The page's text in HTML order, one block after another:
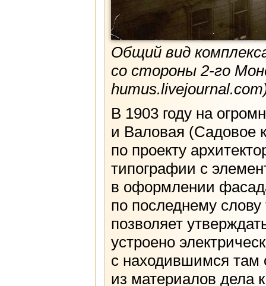
Общий вид
со стороны 2-го
В 1903 году на
и Валовая (Садовое
по проекту
типографии с
в оформлении
по последнему
позволяет
устроено
с находившимся
из материалов дела